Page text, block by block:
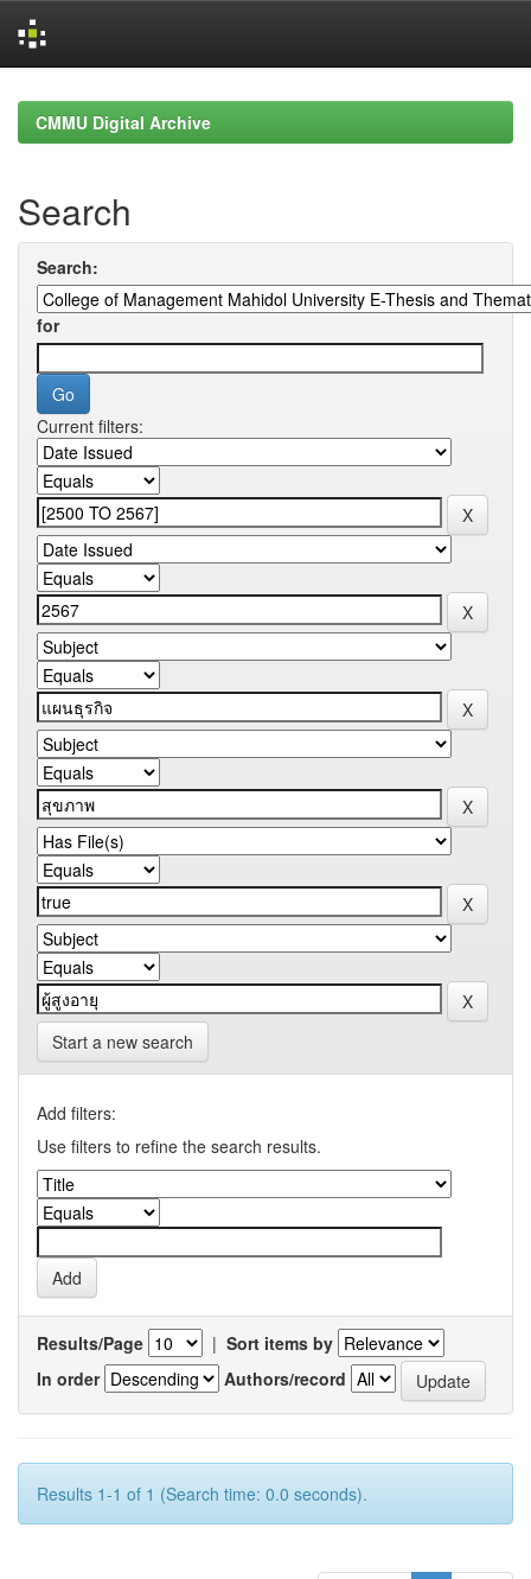
navigationCMMU Digital Archive
Search
Search:
for
Current filters:
Start a new search
Add filters:
Use filters to refine the search results.
Results/Page | Sort items by
In order
Authors/record
Results 1-1 of 1 (Search time: 0.0 seconds).